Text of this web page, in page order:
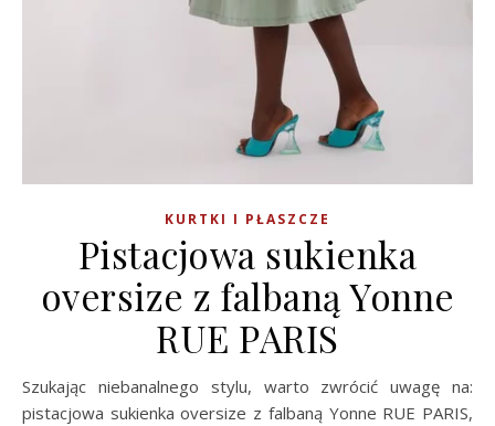
KURTKI I PŁASZCZE
Pistacjowa sukienka
oversize z falbaną Yonne
RUE PARIS
Szukając niebanalnego stylu, warto zwrócić uwagę na:
pistacjowa sukienka oversize z falbaną Yonne RUE PARIS,